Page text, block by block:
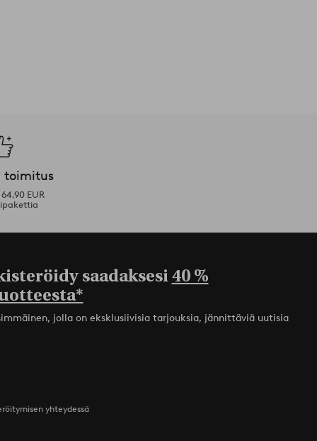
toimitus
EUR
saadaksesi40 %
jolla on eksklusiivisia tarjouksia, jännittäviä uutisia
yhteydessä